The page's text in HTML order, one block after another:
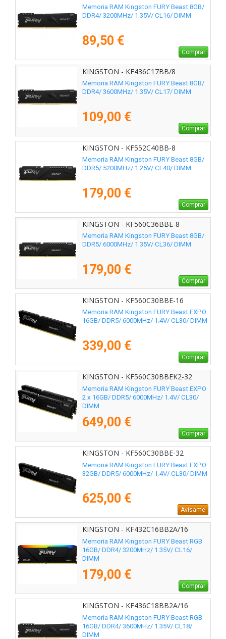
Memoria RAM Kingston FURY Beast 8GB/
DDR4/ 3200MHz/ 1.35V/ CL16/ DIMM
89,50 €
Comprar
KINGSTON - KF436C17BB/8
Memoria RAM Kingston FURY Beast 8GB/
DDR4/ 3600MHz/ 1.35V/ CL17/ DIMM
109,00 €
Comprar
KINGSTON - KF552C40BB-8
Memoria RAM Kingston FURY Beast 8GB/
DDR5/ 5200MHz/ 1.25V/ CL40/ DIMM
179,00 €
Comprar
KINGSTON - KF560C36BBE-8
Memoria RAM Kingston FURY Beast 8GB/
DDR5/ 6000MHz/ 1.35V/ CL36/ DIMM
179,00 €
Comprar
KINGSTON - KF560C30BBE-16
Memoria RAM Kingston FURY Beast EXPO
16GB/ DDR5/ 6000MHz/ 1.4V/ CL30/ DIMM
339,00 €
Comprar
KINGSTON - KF560C30BBEK2-32
Memoria RAM Kingston FURY Beast EXPO
2 x 16GB/ DDR5/ 6000MHz/ 1.4V/ CL30/
DIMM
649,00 €
Comprar
KINGSTON - KF560C30BBE-32
Memoria RAM Kingston FURY Beast EXPO
32GB/ DDR5/ 6000MHz/ 1.4V/ CL30/ DIMM
625,00 €
Avísame
KINGSTON - KF432C16BB2A/16
Memoria RAM Kingston FURY Beast RGB
16GB/ DDR4/ 3200MHz/ 1.35V/ CL16/
DIMM
179,00 €
Comprar
KINGSTON - KF436C18BB2A/16
Memoria RAM Kingston FURY Beast RGB
16GB/ DDR4/ 3600MHz/ 1.35V/ CL18/
DIMM